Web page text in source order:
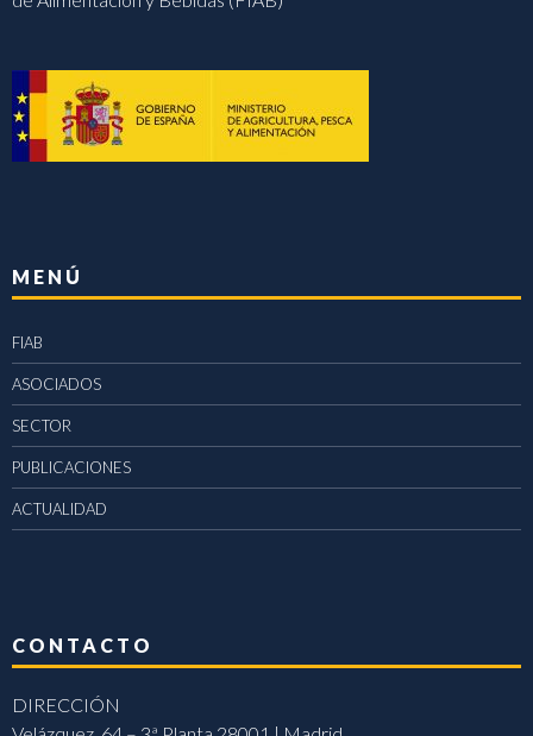
MENÚ
FIAB
ASOCIADOS
SECTOR
PUBLICACIONES
ACTUALIDAD
CONTACTO
DIRECCIÓN